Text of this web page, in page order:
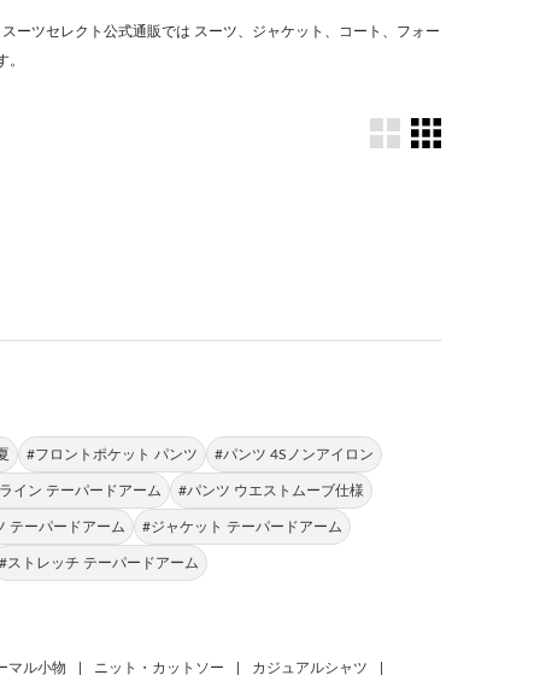
ーツセレクト公式通販では スーツ、ジャケット、コート、フォー
。
#フロントポケット パンツ #パンツ 4Sノンアイロン
イン テーパードアーム #パンツ ウエストムーブ仕様
テーパードアーム #ジャケット テーパードアーム
#ストレッチ テーパードアーム
マル小物 ニット・カットソー カジュアルシャツ